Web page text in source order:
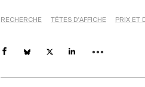
RECHERCHE TÊTES D'AFFICHE PRIX ET